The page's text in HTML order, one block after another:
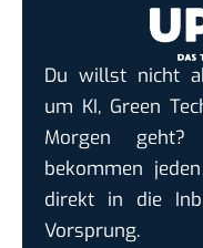
Du willst nicht
um KI, Green
Morgen
bekommen
direkt in die
Vorsprung.